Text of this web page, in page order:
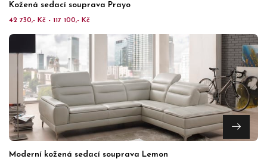
Kožená sedací souprava Prayo
42 730,- Kč - 117 100,- Kč
Moderní kožená sedací souprava Lemon